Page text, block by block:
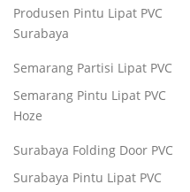
Produsen Pintu Lipat PVC
Surabaya
Semarang Partisi Lipat PVC
Semarang Pintu Lipat PVC
Hoze
Surabaya Folding Door PVC
Surabaya Pintu Lipat PVC